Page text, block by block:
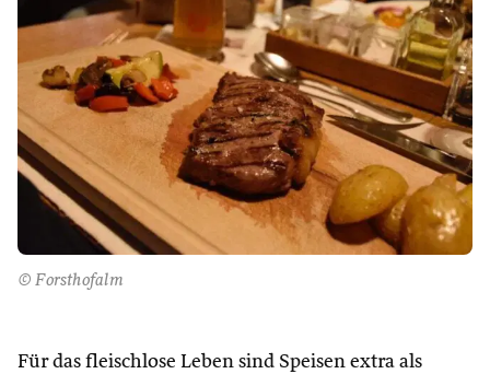
© Forsthofalm
Für das fleischlose Leben sind Speisen extra als